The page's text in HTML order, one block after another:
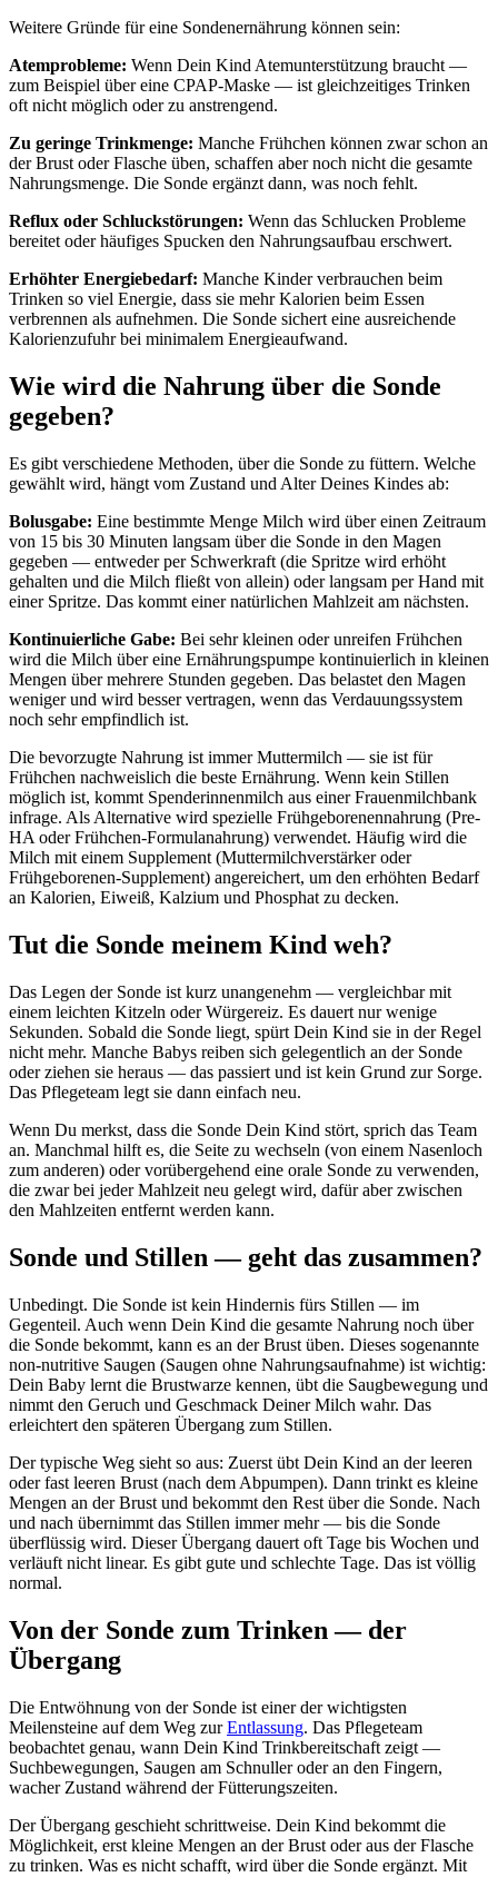
Weitere Gründe für eine Sondenernährung können sein:
Atemprobleme: Wenn Dein Kind Atemunterstützung braucht —
zum Beispiel über eine CPAP-Maske — ist gleichzeitiges Trinken
oft nicht möglich oder zu anstrengend.
Zu geringe Trinkmenge: Manche Frühchen können zwar schon an
der Brust oder Flasche üben, schaffen aber noch nicht die gesamte
Nahrungsmenge. Die Sonde ergänzt dann, was noch fehlt.
Reflux oder Schluckstörungen: Wenn das Schlucken Probleme
bereitet oder häufiges Spucken den Nahrungsaufbau erschwert.
Erhöhter Energiebedarf: Manche Kinder verbrauchen beim
Trinken so viel Energie, dass sie mehr Kalorien beim Essen
verbrennen als aufnehmen. Die Sonde sichert eine ausreichende
Kalorienzufuhr bei minimalem Energieaufwand.
Wie wird die Nahrung über die Sonde
gegeben?
Es gibt verschiedene Methoden, über die Sonde zu füttern. Welche
gewählt wird, hängt vom Zustand und Alter Deines Kindes ab:
Bolusgabe: Eine bestimmte Menge Milch wird über einen Zeitraum
von 15 bis 30 Minuten langsam über die Sonde in den Magen
gegeben — entweder per Schwerkraft (die Spritze wird erhöht
gehalten und die Milch fließt von allein) oder langsam per Hand mit
einer Spritze. Das kommt einer natürlichen Mahlzeit am nächsten.
Kontinuierliche Gabe: Bei sehr kleinen oder unreifen Frühchen
wird die Milch über eine Ernährungspumpe kontinuierlich in kleinen
Mengen über mehrere Stunden gegeben. Das belastet den Magen
weniger und wird besser vertragen, wenn das Verdauungssystem
noch sehr empfindlich ist.
Die bevorzugte Nahrung ist immer Muttermilch — sie ist für
Frühchen nachweislich die beste Ernährung. Wenn kein Stillen
möglich ist, kommt Spenderinnenmilch aus einer Frauenmilchbank
infrage. Als Alternative wird spezielle Frühgeborenennahrung (Pre-
HA oder Frühchen-Formulanahrung) verwendet. Häufig wird die
Milch mit einem Supplement (Muttermilchverstärker oder
Frühgeborenen-Supplement) angereichert, um den erhöhten Bedarf
an Kalorien, Eiweiß, Kalzium und Phosphat zu decken.
Tut die Sonde meinem Kind weh?
Das Legen der Sonde ist kurz unangenehm — vergleichbar mit
einem leichten Kitzeln oder Würgereiz. Es dauert nur wenige
Sekunden. Sobald die Sonde liegt, spürt Dein Kind sie in der Regel
nicht mehr. Manche Babys reiben sich gelegentlich an der Sonde
oder ziehen sie heraus — das passiert und ist kein Grund zur Sorge.
Das Pflegeteam legt sie dann einfach neu.
Wenn Du merkst, dass die Sonde Dein Kind stört, sprich das Team
an. Manchmal hilft es, die Seite zu wechseln (von einem Nasenloch
zum anderen) oder vorübergehend eine orale Sonde zu verwenden,
die zwar bei jeder Mahlzeit neu gelegt wird, dafür aber zwischen
den Mahlzeiten entfernt werden kann.
Sonde und Stillen — geht das zusammen?
Unbedingt. Die Sonde ist kein Hindernis fürs Stillen — im
Gegenteil. Auch wenn Dein Kind die gesamte Nahrung noch über
die Sonde bekommt, kann es an der Brust üben. Dieses sogenannte
non-nutritive Saugen (Saugen ohne Nahrungsaufnahme) ist wichtig:
Dein Baby lernt die Brustwarze kennen, übt die Saugbewegung und
nimmt den Geruch und Geschmack Deiner Milch wahr. Das
erleichtert den späteren Übergang zum Stillen.
Der typische Weg sieht so aus: Zuerst übt Dein Kind an der leeren
oder fast leeren Brust (nach dem Abpumpen). Dann trinkt es kleine
Mengen an der Brust und bekommt den Rest über die Sonde. Nach
und nach übernimmt das Stillen immer mehr — bis die Sonde
überflüssig wird. Dieser Übergang dauert oft Tage bis Wochen und
verläuft nicht linear. Es gibt gute und schlechte Tage. Das ist völlig
normal.
Von der Sonde zum Trinken — der
Übergang
Die Entwöhnung von der Sonde ist einer der wichtigsten
Meilensteine auf dem Weg zurEntlassung. Das Pflegeteam
beobachtet genau, wann Dein Kind Trinkbereitschaft zeigt —
Suchbewegungen, Saugen am Schnuller oder an den Fingern,
wacher Zustand während der Fütterungszeiten.
Der Übergang geschieht schrittweise. Dein Kind bekommt die
Möglichkeit, erst kleine Mengen an der Brust oder aus der Flasche
zu trinken. Was es nicht schafft, wird über die Sonde ergänzt. Mit